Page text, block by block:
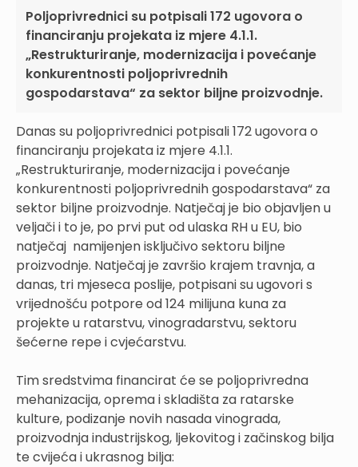
Poljoprivrednici su potpisali 172 ugovora o
financiranju projekata iz mjere 4.1.1.
„Restrukturiranje, modernizacija i povećanje
konkurentnosti poljoprivrednih
gospodarstava“ za sektor biljne proizvodnje.
Danas su poljoprivrednici potpisali 172 ugovora o
financiranju projekata iz mjere 4.1.1.
„Restrukturiranje, modernizacija i povećanje
konkurentnosti poljoprivrednih gospodarstava“ za
sektor biljne proizvodnje. Natječaj je bio objavljen u
veljači i to je, po prvi put od ulaska RH u EU, bio
natječaj namijenjen isključivo sektoru biljne
proizvodnje. Natječaj je završio krajem travnja, a
danas, tri mjeseca poslije, potpisani su ugovori s
vrijednošću potpore od 124 milijuna kuna za
projekte u ratarstvu, vinogradarstvu, sektoru
šećerne repe i cvjećarstvu.
Tim sredstvima financirat će se poljoprivredna
mehanizacija, oprema i skladišta za ratarske
kulture, podizanje novih nasada vinograda,
proizvodnja industrijskog, ljekovitog i začinskog bilja
te cvijeća i ukrasnog bilja: